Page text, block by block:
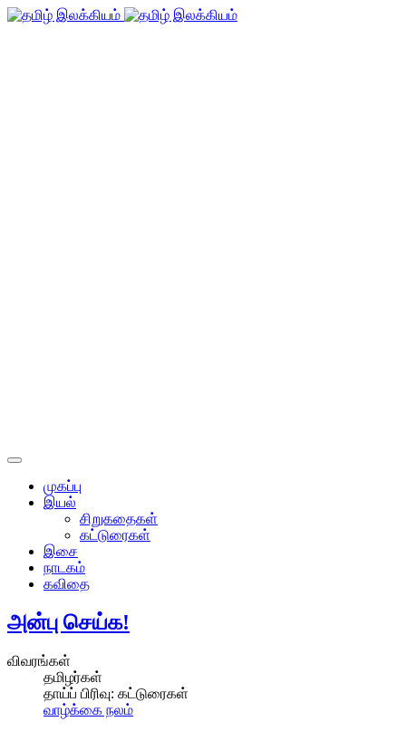
முகப்பு
இயல்
சிறுகதைகள்
கட்டுரைகள்
இசை
நாடகம்
கவிதை
அன்பு செய்க!
விவரங்கள்
தமிழர்கள்
தாய்ப் பிரிவு: கட்டுரைகள்
வாழ்க்கை நலம்